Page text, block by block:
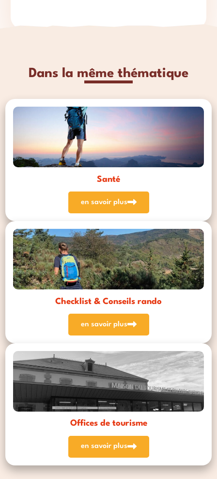
Dans la même thématique
Santé
en savoir plus
Checklist & Conseils rando
en savoir plus
Offices de tourisme
en savoir plus